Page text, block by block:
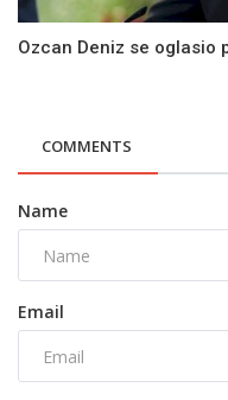
Ozcan Deniz se oglasio
COMMENTS
Name
Email